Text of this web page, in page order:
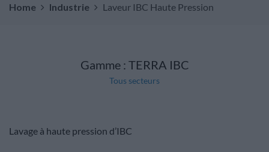
Home Industrie Laveur IBC Haute Pression
Gamme : TERRA IBC
Tous secteurs
Lavage à haute pression d’IBC